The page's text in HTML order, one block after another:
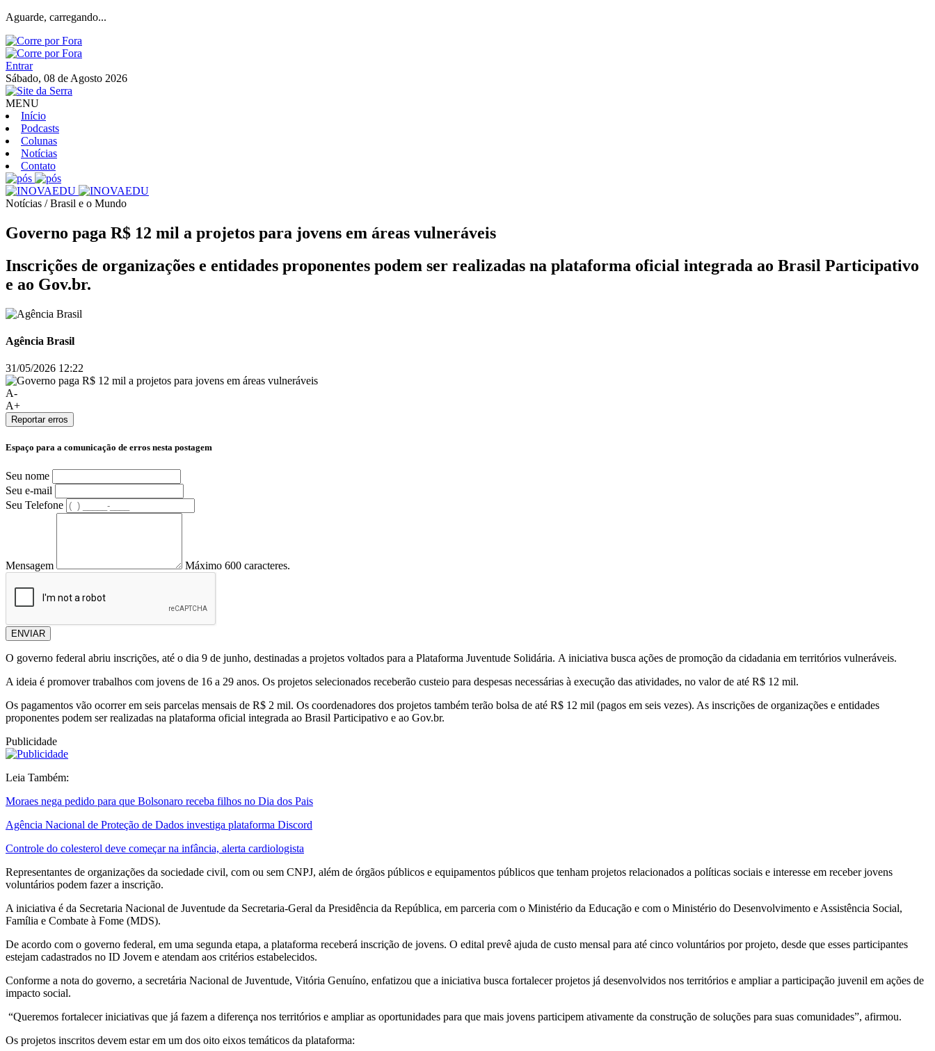
Aguarde, carregando...
Entrar
Sábado, 08 de Agosto 2026
MENU
Início
Podcasts
Colunas
Notícias
Contato
Notícias / Brasil e o Mundo
Governo paga R$ 12 mil a projetos para jovens em áreas vulneráveis
Inscrições de organizações e entidades proponentes podem ser realizadas na plataforma oficial integrada ao Brasil Participativo
e ao Gov.br.
Agência Brasil
31/05/2026 12:22
A-
A+
Reportar erros
Espaço para a comunicação de erros nesta postagem
Seu nome
Seu e-mail
Seu Telefone
Mensagem Máximo 600 caracteres.
ENVIAR
O governo federal abriu inscrições, até o dia 9 de junho, destinadas a projetos voltados para a Plataforma Juventude Solidária. A iniciativa busca ações de promoção da cidadania em territórios vulneráveis.
A ideia é promover trabalhos com jovens de 16 a 29 anos. Os projetos selecionados receberão custeio para despesas necessárias à execução das atividades, no valor de até R$ 12 mil.
Os pagamentos vão ocorrer em seis parcelas mensais de R$ 2 mil. Os coordenadores dos projetos também terão bolsa de até R$ 12 mil (pagos em seis vezes). As inscrições de organizações e entidades
proponentes podem ser realizadas na plataforma oficial integrada ao Brasil Participativo e ao Gov.br.
Publicidade
Leia Também:
Moraes nega pedido para que Bolsonaro receba filhos no Dia dos Pais
Agência Nacional de Proteção de Dados investiga plataforma Discord
Controle do colesterol deve começar na infância, alerta cardiologista
Representantes de organizações da sociedade civil, com ou sem CNPJ, além de órgãos públicos e equipamentos públicos que tenham projetos relacionados a políticas sociais e interesse em receber jovens
voluntários podem fazer a inscrição.
A iniciativa é da Secretaria Nacional de Juventude da Secretaria-Geral da Presidência da República, em parceria com o Ministério da Educação e com o Ministério do Desenvolvimento e Assistência Social,
Família e Combate à Fome (MDS).
De acordo com o governo federal, em uma segunda etapa, a plataforma receberá inscrição de jovens. O edital prevê ajuda de custo mensal para até cinco voluntários por projeto, desde que esses participantes
estejam cadastrados no ID Jovem e atendam aos critérios estabelecidos.
Conforme a nota do governo, a secretária Nacional de Juventude, Vitória Genuíno, enfatizou que a iniciativa busca fortalecer projetos já desenvolvidos nos territórios e ampliar a participação juvenil em ações de
impacto social.
“Queremos fortalecer iniciativas que já fazem a diferença nos territórios e ampliar as oportunidades para que mais jovens participem ativamente da construção de soluções para suas comunidades”, afirmou.
Os projetos inscritos devem estar em um dos oito eixos temáticos da plataforma: